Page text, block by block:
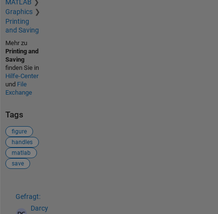
MATLAB
Graphics
Printing
and Saving
Mehr zu
Printing and
Saving
finden Sie in
Hilfe-Center
und File
Exchange
Tags
figure
handles
matlab
save
Gefragt:
Darcy